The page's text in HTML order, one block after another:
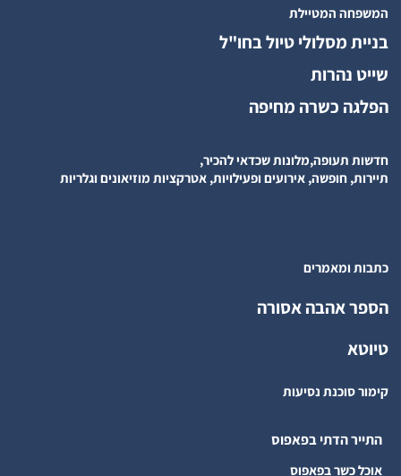
המשפחה המטיילת
בניית מסלולי טיול בחו"ל
שייט נהרות
הפלגה כשרה מחיפה
חדשות תעופה,מלונות שכדאי להכיר,
תיירות, חופשה, אירועים ופעילויות, אטרקציות מוזיאונים וגלריות
כתבות ומאמרים
הספר אהבה אסורה
טיוטא
קימור סוכנת נסיעות
התייר הדתי בפאפוס
אוכל כשר בפאפוס